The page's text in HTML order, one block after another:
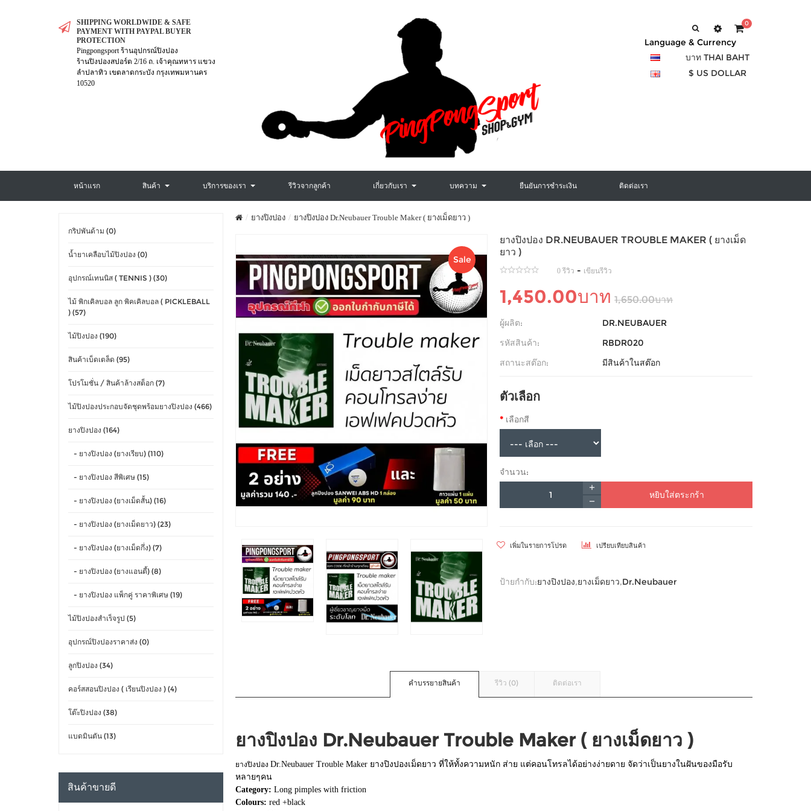
SHIPPING WORLDWIDE & SAFE
PAYMENT WITH PAYPAL BUYER
PROTECTION
Pingpongsport ร้านอุปกรณ์ปิงปอง
ร้านปิงปองสปอร์ต 2/16 ถ. เจ้าคุณทหาร แขวง
ลำปลาทิว เขตลาดกระบัง กรุงเทพมหานคร
10520
0
Language & Currency
บาท THAI BAHT
$ US DOLLAR
หน้าแรก สินค้า บริการของเรา รีวิวจากลูกค้า เกี่ยวกับเรา บทความ ยืนยันการชำระเงิน ติดต่อเรา
กริปพันด้าม (0)
น้ำยาเคลือบไม้ปิงปอง (0)
อุปกรณ์เทนนิส ( TENNIS ) (30)
ไม้ พิกเคิลบอล ลูก พิคเคิลบอล ( PICKLEBALL
) (57)
ไม้ปิงปอง (190)
สินค้าเบ็ดเตล็ด (95)
โปรโมชั่น / สินค้าล้างสต็อก (7)
ไม้ปิงปองประกอบจัดชุดพร้อมยางปิงปอง (466)
ยางปิงปอง (164)
- ยางปิงปอง (ยางเรียบ) (110)
- ยางปิงปอง สีพิเศษ (15)
- ยางปิงปอง (ยางเม็ดสั้น) (16)
- ยางปิงปอง (ยางเม็ดยาว) (23)
- ยางปิงปอง (ยางเม็ดกึ่ง) (7)
- ยางปิงปอง (ยางแอนตี้) (8)
- ยางปิงปอง แพ็กคู่ ราคาพิเศษ (19)
ไม้ปิงปองสำเร็จรูป (5)
อุปกรณ์ปิงปองราคาส่ง (0)
ลูกปิงปอง (34)
คอร์สสอนปิงปอง ( เรียนปิงปอง ) (4)
โต๊ะปิงปอง (38)
แบดมินตัน (13)
สินค้าขายดี
ยางปิงปอง ยางปิงปอง Dr.Neubauer Trouble Maker ( ยางเม็ดยาว )
Sale
ยางปิงปอง DR.NEUBAUER TROUBLE MAKER ( ยางเม็ด
ยาว )
0 รีวิว - เขียนรีวิว
1,450.00บาท 1,650.00บาท
ผู้ผลิต:
DR.NEUBAUER
รหัสสินค้า:
RBDR020
สถานะสต๊อก:
มีสินค้าในสต๊อก
ตัวเลือก
เลือกสี
จำนวน:
หยิบใส่ตระกร้า
เพิ่มในรายการโปรด เปรียบเทียบสินค้า
ป้ายกำกับ:ยางปิงปอง,ยางเม็ดยาว,Dr.Neubauer
คำบรรยายสินค้า รีวิว (0) ติดต่อเรา
ยางปิงปอง Dr.Neubauer Trouble Maker ( ยางเม็ดยาว )
ยางปิงปอง Dr.Neubauer Trouble Maker ยางปิงปองเม็ดยาว ที่ให้ทั้งความหนัก ส่าย แต่คอนโทรลได้อย่างง่ายดาย จัดว่าเป็นยางในฝันของมือรับ
หลายๆคน
Category: Long pimples with friction
Colours: red +black